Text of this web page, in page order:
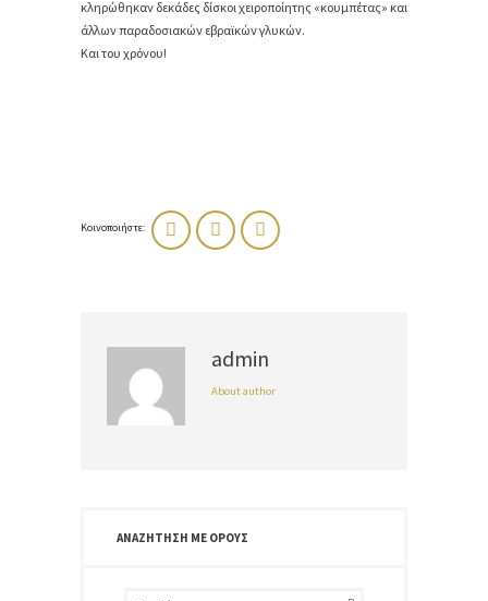
κληρώθηκαν δεκάδες δίσκοι χειροποίητης «κουμπέτας» και
άλλων παραδοσιακών εβραϊκών γλυκών.
Και του χρόνου!
Κοινοποιήστε:
admin
About author
ΑΝΑΖΉΤΗΣΗ ΜΕ ΌΡΟΥΣ